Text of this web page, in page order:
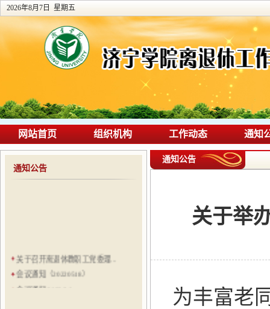
2026年8月7日 星期五
网站首页 组织机构 工作动态 通知
通知公告
关于召开离退休教职工党委理...
会议通知（20220518）
会议通知 2022.3.8
通知公告
关于举
为丰富老